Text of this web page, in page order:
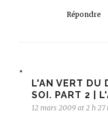
Répondre
L'AN VERT DU
SOI. PART 2 |
12 mars 2009 at 2 h 27